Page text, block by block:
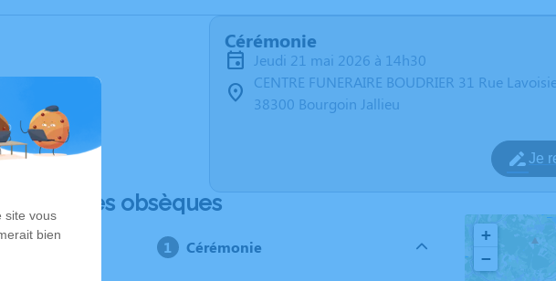
Cérémonie
jeudi 21 mai 2026 à 14h30
CENTRE FUNERAIRE BOUDRIER 31 Rue
38300 Bourgoin Jallieu
Je
Déroulé des obsèques
Cérémonie
+
−